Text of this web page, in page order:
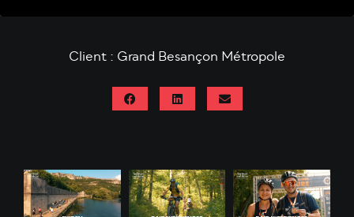
Client : Grand Besançon Métropole